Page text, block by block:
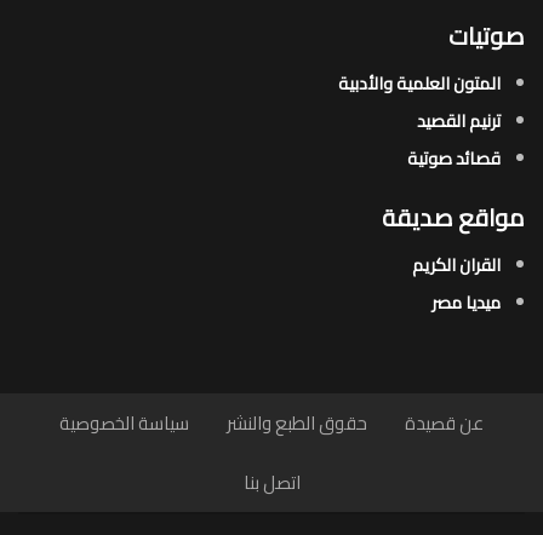
صوتيات
المتون العلمية والأدبية
ترنيم القصيد
قصائد صوتية
مواقع صديقة
القران الكريم
ميديا مصر
عن قصيدة حقوق الطبع والنشر
سياسة الخصوصية
اتصل بنا